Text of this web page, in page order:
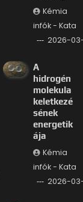
Kémia
infók - Kata
2026-
A
hidrogén
molekula
keletkezé
sének
energetik
ája
Kémia
infók - Kata
2026-